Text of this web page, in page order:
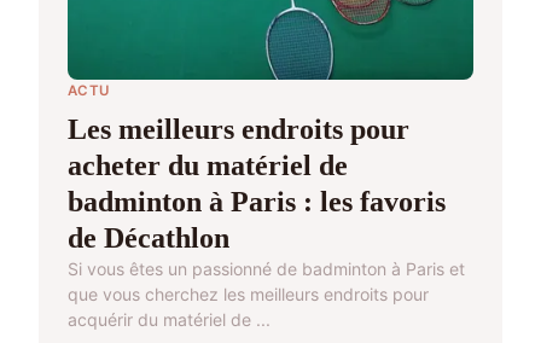
ACTU
Les meilleurs endroits pour
acheter du matériel de
badminton à Paris : les favoris
de Décathlon
Si vous êtes un passionné de badminton à Paris et
que vous cherchez les meilleurs endroits pour
acquérir du matériel de ...